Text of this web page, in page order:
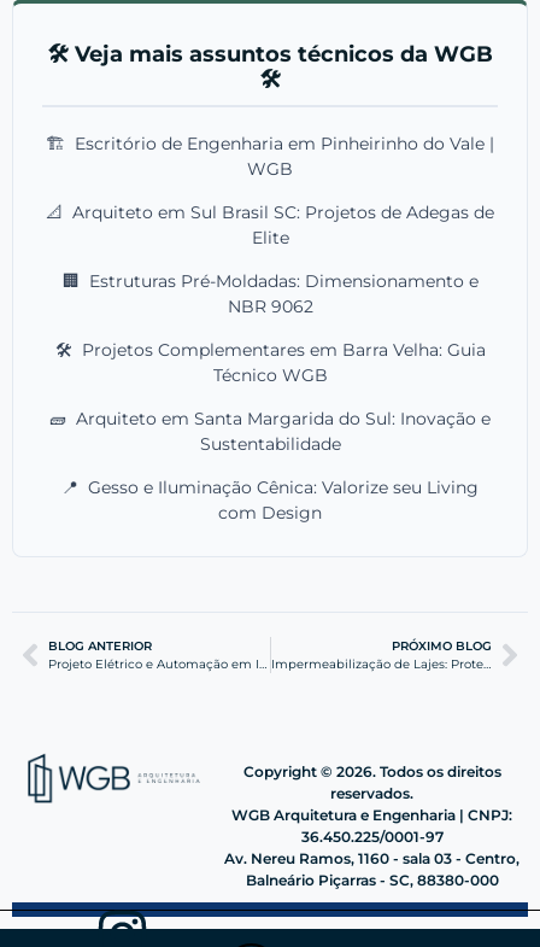
🛠️ Veja mais assuntos técnicos da WGB
🛠️
🏗️ Escritório de Engenharia em Pinheirinho do Vale |
WGB
📐 Arquiteto em Sul Brasil SC: Projetos de Adegas de
Elite
🏢 Estruturas Pré-Moldadas: Dimensionamento e
NBR 9062
🛠️ Projetos Complementares em Barra Velha: Guia
Técnico WGB
🧱 Arquiteto em Santa Margarida do Sul: Inovação e
Sustentabilidade
📍 Gesso e Iluminação Cênica: Valorize seu Living
com Design
BLOG ANTERIOR
PRÓXIMO BLOG
Impermeabilização de Lajes: Proteção e Design Integrado
Copyright © 2026. Todos os direitos
reservados.
WGB Arquitetura e Engenharia | CNPJ:
36.450.225/0001-97
Av. Nereu Ramos, 1160 - sala 03 - Centro,
Balneário Piçarras - SC, 88380-000